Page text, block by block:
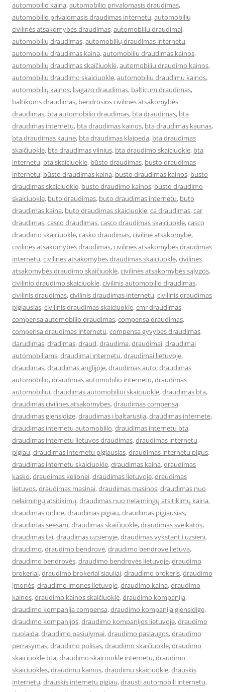
automobilio kaina,automobilio privalomasis draudimas,
automobilio privalomasis draudimas internetu,automobilių
civilinės atsakomybės draudimas,automobiliu draudimai,
automobilių draudimas,automobilių draudimas internetu,
automobiliu draudimas kaina,automobiliu draudimas kainos,
automobilių draudimas skaičiuoklė,automobiliu draudimo kainos,
automobiliu draudimo skaiciuokle,automobiliu draudimu kainos,
automobilių kainos, bagazo draudimas, balticum draudimas,
baltikums draudimas, bendrosios civilinės atsakomybės
draudimas, bta automobilio draudimas, bta draudimas, bta
draudimas internetu, bta draudimas kainos, bta draudimas kaunas,
bta draudimas kaune, bta draudimas klaipeda, bta draudimas
skaičiuoklė, bta draudimas vilnius, bta draudimo skaiciuokle, bta
internetu, bta skaiciuokle, būsto draudimas, busto draudimas
internetu, būsto draudimas kaina, busto draudimas kainos, busto
draudimas skaiciuokle, busto draudimo kainos, busto draudimo
skaiciuokle, buto draudimas, buto draudimas internetu, buto
draudimas kaina, buto draudimas skaiciuokle,ca draudimas,car
draudimas,casco draudimas,casco draudimas skaiciuokle,casco
draudimo skaiciuokle,casko draudimas,civilinė atsakomybė,
civilinės atsakomybės draudimas,civilinės atsakomybės draudimas
internetu,civilines atsakomybes draudimas skaiciuokle,civilinės
atsakomybės draudimo skaičiuoklė,civilinės atsakomybės sąlygos,
civilinio draudimo skaiciuokle,civilinis automobilio draudimas,
civilinis draudimas,civilinis draudimas internetu,civilinis draudimas
pigiausias,civilinis draudimas skaiciuokle,cmr draudimas,
compensa automobilio draudimas,compensa draudimas,
compensa draudimas internetu,compensa gyvybės draudimas,
darudimas,dradimas,draud,draudima,draudimai,draudimai
automobiliams,draudimai internetu,draudimai lietuvoje,
draudimas,draudimas anglijoje,draudimas auto,draudimas
automobilio,draudimas automobilio internetu,draudimas
automobiliui,draudimas automobiliui skaiciuokle,draudimas bta,
draudimas civilines atsakomybes,draudimas compensa,
draudimas gjensidige,draudimas i baltarusija,draudimas internete,
draudimas internetu automobilio,draudimas internetu bta,
draudimas internetu lietuvos draudimas,draudimas internetu
pigiau,draudimas internetu pigiausias,draudimas internetu pigus,
draudimas internetu skaiciuokle,draudimas kaina,draudimas
kasko,draudimas kelionei,draudimas lietuvoje,draudimas
lietuvos,draudimas masinai,draudimas masinos,draudimas nuo
nelaimingų atsitikimų,draudimas nuo nelaimingų atsitikimų kaina,
draudimas online,draudimas pigiau,draudimas pigiausias,
draudimas seesam,draudimas skaičiuoklė,draudimas sveikatos,
draudimas tai,draudimas uzsienyje,draudimas vykstant i uzsieni,
draudimo,draudimo bendrovė,draudimo bendrove lietuva,
draudimo bendrovės,draudimo bendrovės lietuvoje,draudimo
brokeriai,draudimo brokeriai siauliai,draudimo brokeris,draudimo
įmonės,draudimo imones lietuvoje,draudimo kaina,draudimo
kainos,draudimo kainos skaičiuoklė,draudimo kompanija,
draudimo kompanija compensa,draudimo kompanija gjensidige,
draudimo kompanijos,draudimo kompanijos lietuvoje,draudimo
nuolaida,draudimo pasiulymai,draudimo paslaugos,draudimo
perrasymas,draudimo polisas,draudimo skaičiuoklė,draudimo
skaiciuokle bta,draudimo skaiciuokle internetu,draudimo
skaiciuokles,draudimu kainos,draudimu skaiciuokle,drauskis
internetu,drauskis internetu pigiau,drausti automobili internetu,